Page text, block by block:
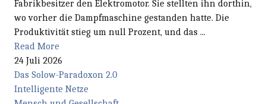
Fabrikbesitzer den Elektromotor. Sie stellten ihn dorthin,
wo vorher die Dampfmaschine gestanden hatte. Die
Produktivität stieg um null Prozent, und das ...
Read More
24 Juli 2026
Das Solow-Paradoxon 2.0
Intelligente Netze